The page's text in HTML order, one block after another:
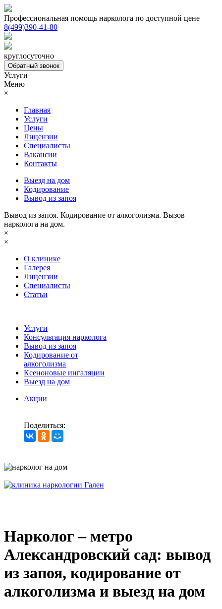
Профессиональная помощь нарколога по доступной цене
8(499)390-41-80
круглосуточно
Обратный звонок
Услуги
Меню
×
Главная
Услуги
Цены
Лицензии
Специалисты
Вакансии
Контакты
Выезд на дом
Кодирование
Вывод из запоя
Вывод из запоя. Кодирование от алкоголизма. Вызов
нарколога на дом.
×
×
О клинике
Галерея
Лицензии
Специалисты
Статьи
Услуги
Консультация нарколога
Вывод из запоя
Кодирование от
алкоголизма
Ксеноновые ингаляции
Выезд на дом
Акции
Поделиться:
Нарколог – метро
Александровский сад: вывод
из запоя, кодирование от
алкоголизма и выезд на дом